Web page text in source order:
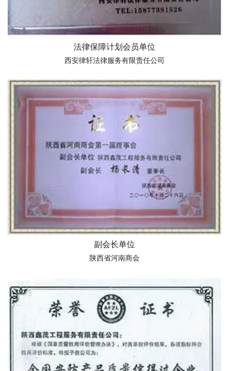
法律保障计划会员单位
西安律轩法律服务有限责任公司
副会长单位
陕西省河南商会